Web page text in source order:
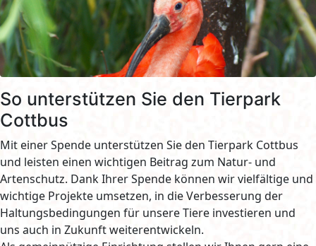
So unterstützen Sie den Tierpark
Cottbus
Mit einer Spende unterstützen Sie den Tierpark Cottbus
und leisten einen wichtigen Beitrag zum Natur- und
Artenschutz. Dank Ihrer Spende können wir vielfältige und
wichtige Projekte umsetzen, in die Verbesserung der
Haltungsbedingungen für unsere Tiere investieren und
uns auch in Zukunft weiterentwickeln.